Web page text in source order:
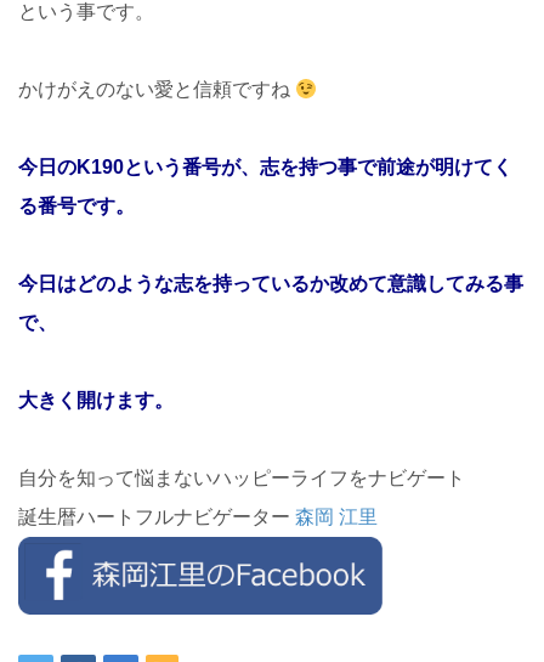
という事です。
かけがえのない愛と信頼ですね
今日のK190という番号が、志を持つ事で前途が明けてく
る番号です。
今日はどのような志を持っているか改めて意識してみる事
で、
大きく開けます。
自分を知って悩まないハッピーライフをナビゲート
誕生暦ハートフルナビゲーター 森岡 江里